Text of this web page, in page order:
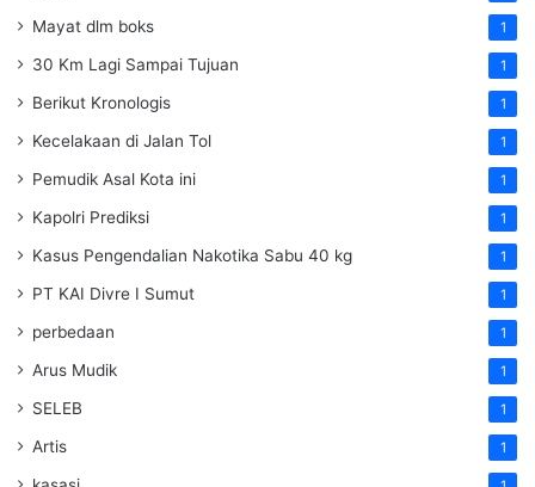
Mayat dlm boks 1
30 Km Lagi Sampai Tujuan 1
Berikut Kronologis 1
Kecelakaan di Jalan Tol 1
Pemudik Asal Kota ini 1
Kapolri Prediksi 1
Kasus Pengendalian Nakotika Sabu 40 kg 1
PT KAI Divre I Sumut 1
perbedaan 1
Arus Mudik 1
SELEB 1
Artis 1